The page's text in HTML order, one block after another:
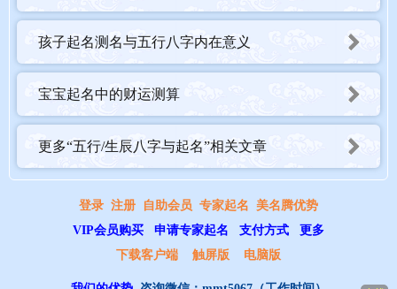
孩子起名测名与五行八字内在意义
宝宝起名中的财运测算
更多“五行/生辰八字与起名”相关文章
登录 注册 自助会员 专家起名 美名腾优势
VIP会员购买
申请专家起名 支付方式
更多
下载客户端
触屏版 电脑版